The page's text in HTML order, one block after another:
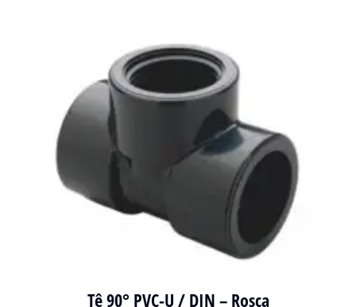
Tê 90° PVC-U / DIN – Rosca